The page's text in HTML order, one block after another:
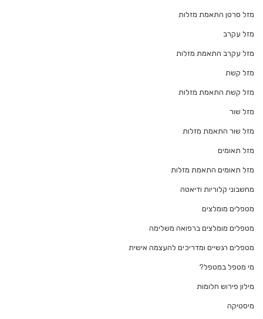
מזל סרטן התאמת מזלות
מזל עקרב
מזל עקרב התאמת מזלות
מזל קשת
מזל קשת התאמת מזלות
מזל שור
מזל שור התאמת מזלות
מזל תאומים
מזל תאומים התאמת מזלות
מחשבוני קלוריות ודיאטה
מטפלים מומלצים
מטפלים מומלצים ברפואה משלימה
מטפלים רגשיים ומדריכים להעצמה אישית
מי מטפל במטפל?
מילון פירוש חלומות
מיסטיקה